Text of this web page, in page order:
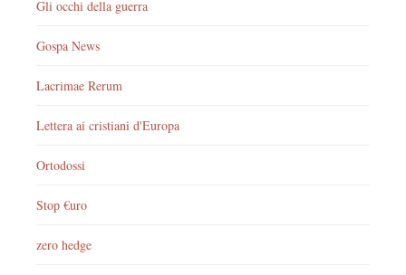
Gli occhi della guerra
Gospa News
Lacrimae Rerum
Lettera ai cristiani d'Europa
Ortodossi
Stop €uro
zero hedge